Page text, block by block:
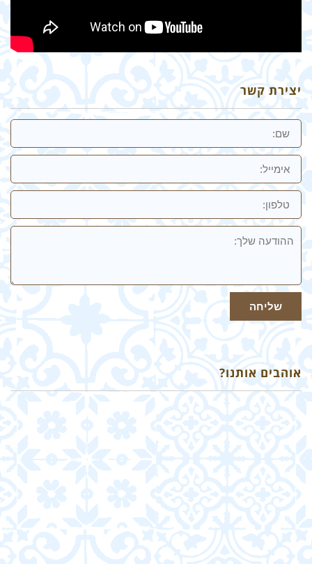
יצירת קשר
שם
אימייל
טלפון:
ההודעה
שלך
שליחה
אוהבים אותנו?